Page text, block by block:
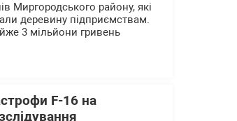
Миргородського району, які
деревину підприємствам.
3 мільйони гривень
F-16 на